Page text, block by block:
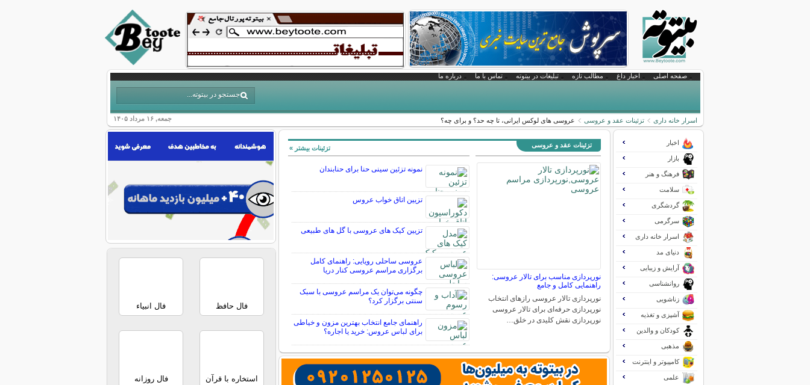
صفحه اصلی اخبار داغ مطالب تازه تبلیغات در بیتوته تماس با ما درباره ما
جمعه, ۱۶ مرداد ۱۴۰۵ اسرار خانه داری تزئینات عقد و عروسی عروسی های لوکس ایرانی، تا چه حد؟ و برای چه؟
تزئینات عقد و عروسی
نورپردازی مناسب برای تالار عروسی:
راهنمایی کامل و جامع
نورپردازی تالار عروسی رازهای انتخاب
نورپردازی حرفه‌ای برای تالار عروسی
نورپردازی نقش کلیدی در خلق…
نمونه تزئین سینی حنا برای حنابندان
تزیین اتاق خواب عروس
تزیین کیک های عروسی با گل های طبیعی
عروسی ساحلی رویایی: راهنمای کامل
برگزاری مراسم عروسی کنار دریا
چگونه می‌توان یک مراسم عروسی با سبک
سنتی برگزار کرد؟
راهنمای جامع انتخاب بهترین مزون و خیاطی
برای لباس عروس: خرید یا اجاره؟
تزئینات بیشتر »
اخبار
بازار
فرهنگ و هنر
سلامت
گردشگری
سرگرمی
اسرار خانه داری
دنیای مد
آرایش و زیبایی
روانشناسی
زناشویی
آشپزی و تغذیه
کودکان و والدین
مذهبی
کامپیوتر و اینترنت
علمی
فال حافظ فال انبیاء
استخاره با قرآن فال روزانه